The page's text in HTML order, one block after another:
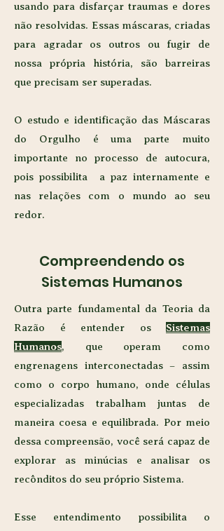
usando para disfarçar traumas e dores
não resolvidas. Essas máscaras, criadas
para agradar os outros ou fugir de
nossa própria história, são barreiras
que precisam ser superadas.
O estudo e identificação das Máscaras
do Orgulho é uma parte muito
importante no processo de autocura,
pois possibilita a paz internamente e
nas relações com o mundo ao seu
redor.
Compreendendo os
Sistemas Humanos
Outra parte fundamental da Teoria da
Razão é entender os Sistemas
Humanos, que operam como
engrenagens interconectadas – assim
como o corpo humano, onde células
especializadas trabalham juntas de
maneira coesa e equilibrada. Por meio
dessa compreensão, você será capaz de
explorar as minúcias e analisar os
recônditos do seu próprio Sistema.
Esse entendimento possibilita o